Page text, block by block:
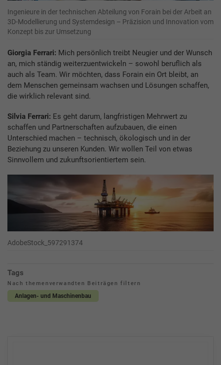
Ingenieure in der technischen Abteilung von Forain bei der Arbeit an
3D-Modellierung und Systemdesign – Präzision und Innovation vom
Konzept bis zur Umsetzung
Giorgia Ferrari: Mich persönlich treibt Neugier und der Wunsch
an, mich ständig weiterzuentwickeln – sowohl beruflich als
auch als Team. Wir möchten, dass Forain ein Ort bleibt, an
dem Menschen gemeinsam wachsen und Lösungen schaffen,
die wirklich relevant sind.
Silvia Ferrari: Es geht darum, langfristigen Mehrwert zu
schaffen und Partnerschaften aufzubauen, die einen
Unterschied machen – technisch, ökologisch und in der
Beziehung zu unseren Kunden. Wir wollen Teil von etwas
Sinnvollem und zukunftsorientiertem sein.
AdobeStock_597291374
Tags
Nach themenverwandten Beiträgen filtern
Anlagen- und Maschinenbau